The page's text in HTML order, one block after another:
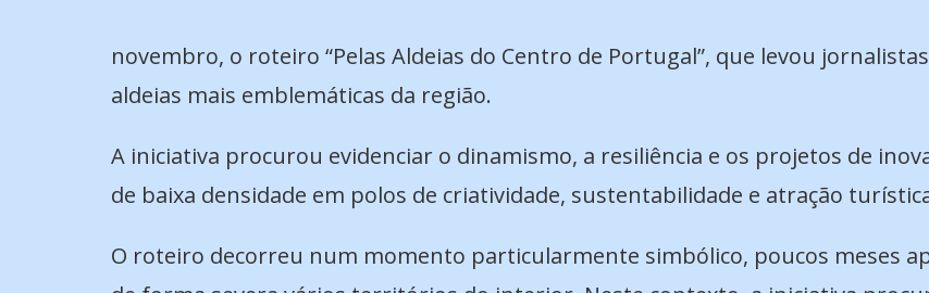
novembro, o roteiro “Pelas Aldeias do Centro de Portugal”, que levou
aldeias mais emblemáticas da região.
A iniciativa procurou evidenciar o dinamismo, a resiliência e os projetos de
de baixa densidade em polos de criatividade, sustentabilidade e atração
O roteiro decorreu num momento particularmente simbólico, poucos meses